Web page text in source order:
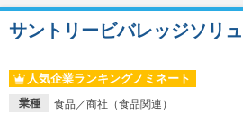
業種
食品／商社（食品関連）
サントリービバレッジソリ
人気企業ランキングノミネート